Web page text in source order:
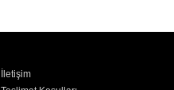
İletişim